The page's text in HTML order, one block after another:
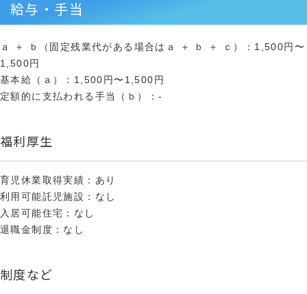
給与・手当
ａ ＋ ｂ（固定残業代がある場合はａ ＋ ｂ ＋ ｃ）：1,500円〜
1,500円
基本給（ａ）：1,500円〜1,500円
定額的に支払われる手当（ｂ）：-
福利厚生
育児休業取得実績：あり
利用可能託児施設：なし
入居可能住宅：なし
退職金制度：なし
制度など